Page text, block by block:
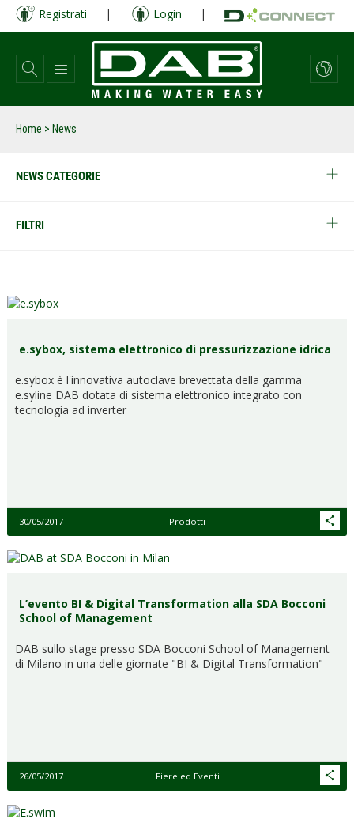
Salta
contenuto
principale
Registrati | Login |
Home > News
NEWS CATEGORIE
FILTRI
e.sybox, sistema elettronico di pressurizzazione idrica
e.sybox è l'innovativa autoclave brevettata della gamma
e.syline DAB dotata di sistema elettronico integrato con
tecnologia ad inverter
30/05/2017 Prodotti
L’evento BI & Digital Transformation alla SDA Bocconi
School of Management
DAB sullo stage presso SDA Bocconi School of Management
di Milano in una delle giornate "BI & Digital Transformation"
26/05/2017 Fiere ed Eventi